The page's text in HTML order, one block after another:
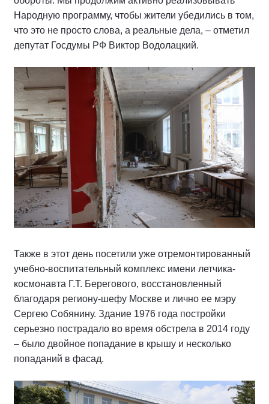
Народную программу, чтобы жители убедились в том,
что это не просто слова, а реальные дела, – отметил
депутат Госдумы РФ Виктор Водолацкий.
Также в этот день посетили уже отремонтированный
учебно-воспитательный комплекс имени летчика-
космонавта Г.Т. Берегового, восстановленный
благодаря региону-шефу Москве и лично ее мэру
Сергею Собянину. Здание 1976 года постройки
серьезно пострадало во время обстрела в 2014 году
– было двойное попадание в крышу и несколько
попаданий в фасад.